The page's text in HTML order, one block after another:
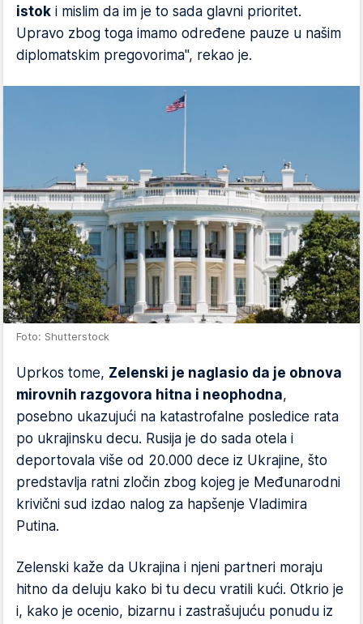
istok i mislim da im je to sada glavni prioritet.
Upravo zbog toga imamo određene pauze u našim
diplomatskim pregovorima", rekao je.
Foto: Shutterstock
Uprkos tome, Zelenski je naglasio da je obnova
mirovnih razgovora hitna i neophodna,
posebno ukazujući na katastrofalne posledice rata
po ukrajinsku decu. Rusija je do sada otela i
deportovala više od 20.000 dece iz Ukrajine, što
predstavlja ratni zločin zbog kojeg je Međunarodni
krivični sud izdao nalog za hapšenje Vladimira
Putina.
Zelenski kaže da Ukrajina i njeni partneri moraju
hitno da deluju kako bi tu decu vratili kući. Otkrio je
i, kako je ocenio, bizarnu i zastrašujuću ponudu iz